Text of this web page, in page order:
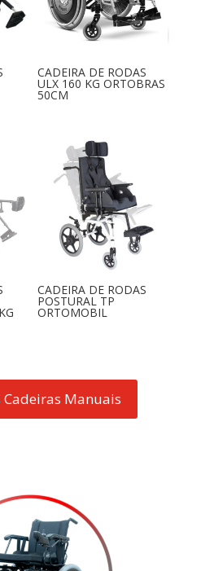
CADEIRA DE RODAS
ULX 160 KG ORTOBRAS
50CM
CADEIRA DE RODAS
POSTURAL TP
ORTOMOBIL
Cadeiras Manuais